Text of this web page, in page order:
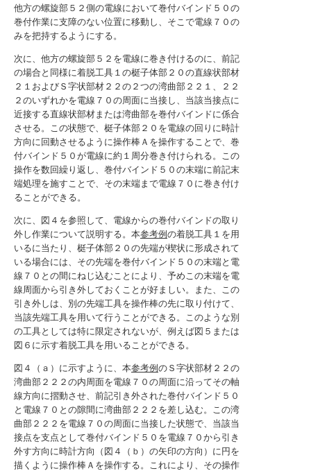
他方の螺旋部５２側の電線において巻付バインド５０の
巻付作業に支障のない位置に移動し、そこで電線７０の
みを把持するようにする。
次に、他方の螺旋部５２を電線に巻き付けるのに、前記
の場合と同様に着脱工具１の梃子体部２０の直線状部材
２１およびＳ字状部材２２の２つの湾曲部２２１、２２
２のいずれかを電線７０の周面に当接し、当該当接点に
近接する直線状部材または湾曲部を巻付バインドに係合
させる。この状態で、梃子体部２０を電線の回りに時計
方向に回動させるように操作棒Ａを操作することで、巻
付バインド５０が電線に約１周分巻き付けられる。この
操作を数回繰り返し、巻付バインド５０の末端に前記末
端処理を施すことで、その末端まで電線７０に巻き付け
ることができる。
次に、図４を参照して、電線からの巻付バインドの取り
外し作業について説明する。本参考例 の着脱工具１を用
いるに当たり、梃子体部２０の先端が楔状に形成されて
いる場合には、その先端を巻付バインド５０の末端と電
線７０との間にねじ込むことにより、予めこの末端を電
線周面から引き外しておくことが好ましい。また、この
引き外しは、別の先端工具を操作棒の先に取り付けて、
当該先端工具を用いて行うことができる。このような別
の工具としては特に限定されないが、例えば図５または
図６に示す着脱工具を用いることができる。
図４（ａ）に示すように、本参考例 のＳ字状部材２２の
湾曲部２２２の内周面を電線７０の周面に沿ってその軸
線方向に摺動させ、前記引き外された巻付バインド５０
と電線７０との隙間に湾曲部２２２を差し込む。この湾
曲部２２２を電線７０の周面に当接した状態で、当該当
接点を支点として巻付バインド５０を電線７０から引き
外す方向に時計方向（図４（ｂ）の矢印の方向）に円を
描くように操作棒Ａを操作する。これにより、その操作